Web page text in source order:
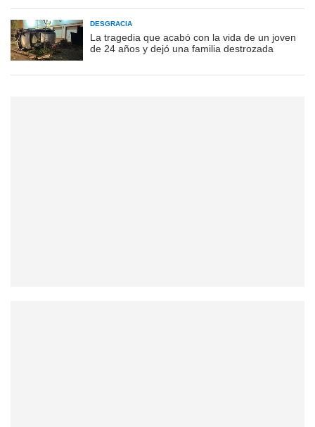
DESGRACIA
La tragedia que acabó con la vida de un joven
de 24 años y dejó una familia destrozada